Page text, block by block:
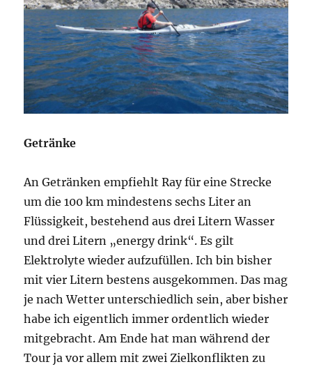
Getränke
An Getränken empfiehlt Ray für eine Strecke
um die 100 km mindestens sechs Liter an
Flüssigkeit, bestehend aus drei Litern Wasser
und drei Litern „energy drink“. Es gilt
Elektrolyte wieder aufzufüllen. Ich bin bisher
mit vier Litern bestens ausgekommen. Das mag
je nach Wetter unterschiedlich sein, aber bisher
habe ich eigentlich immer ordentlich wieder
mitgebracht. Am Ende hat man während der
Tour ja vor allem mit zwei Zielkonflikten zu